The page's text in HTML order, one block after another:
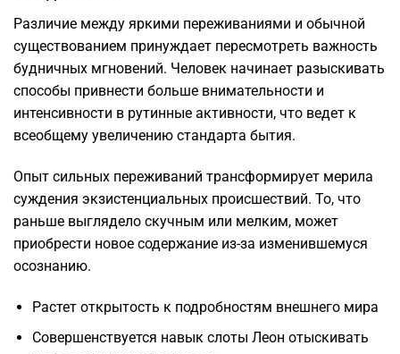
Различие между яркими переживаниями и обычной
существованием принуждает пересмотреть важность
будничных мгновений. Человек начинает разыскивать
способы привнести больше внимательности и
интенсивности в рутинные активности, что ведет к
всеобщему увеличению стандарта бытия.
Опыт сильных переживаний трансформирует мерила
суждения экзистенциальных происшествий. То, что
раньше выглядело скучным или мелким, может
приобрести новое содержание из-за изменившемуся
осознанию.
Растет открытость к подробностям внешнего мира
Совершенствуется навык слоты Леон отыскивать